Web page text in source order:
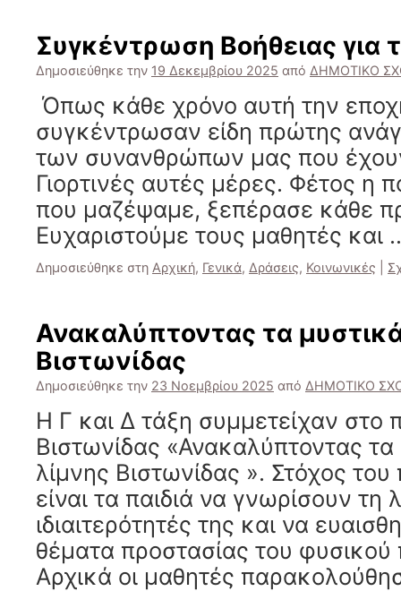
Συγκέντρωση Βοήθειας για
Δημοσιεύθηκε την 19 Δεκεμβρίου 2025 από ΔΗΜΟΤΙΚΟ
Όπως κάθε χρόνο αυτή την
συγκέντρωσαν είδη πρώτης
των συνανθρώπων μας που
Γιορτινές αυτές μέρες. Φέτος η
που μαζέψαμε, ξεπέρασε κάθε
Ευχαριστούμε τους μαθητές και
Δημοσιεύθηκε στη Αρχική, Γενικά, Δράσεις, Κοινωνικές
Ανακαλύπτοντας τα
Βιστωνίδας
Δημοσιεύθηκε την 23 Νοεμβρίου 2025 από ΔΗΜΟΤΙΚΟ
Η Γ και Δ τάξη συμμετείχαν
Βιστωνίδας «Ανακαλύπτοντας τα
λίμνης Βιστωνίδας ». Στόχος
είναι τα παιδιά να γνωρίσουν τη
ιδιαιτερότητές της και να
θέματα προστασίας του φυσικού
Αρχικά οι μαθητές